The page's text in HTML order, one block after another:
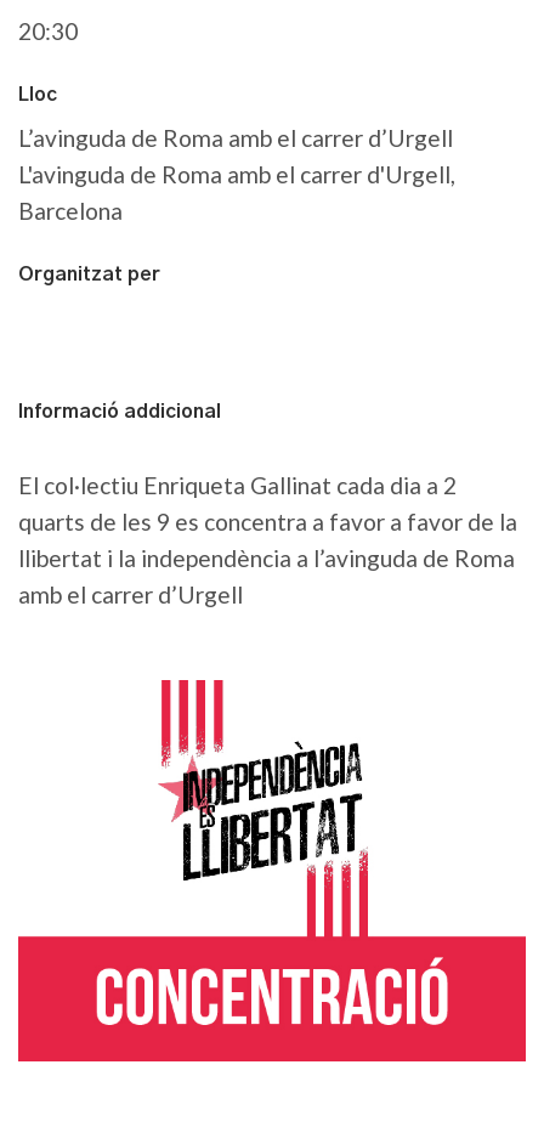
20:30
Lloc
L’avinguda de Roma amb el carrer d’Urgell
L'avinguda de Roma amb el carrer d'Urgell,
Barcelona
Organitzat per
Informació addicional
El col·lectiu Enriqueta Gallinat cada dia a 2
quarts de les 9 es concentra a favor a favor de la
llibertat i la independència a l’avinguda de Roma
amb el carrer d’Urgell